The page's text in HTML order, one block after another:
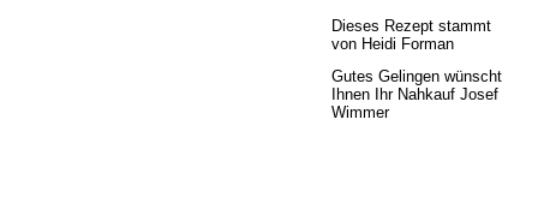
Dieses Rezept stammt
von Heidi Forman
Gutes Gelingen wünscht
Ihnen Ihr Nahkauf Josef
Wimmer